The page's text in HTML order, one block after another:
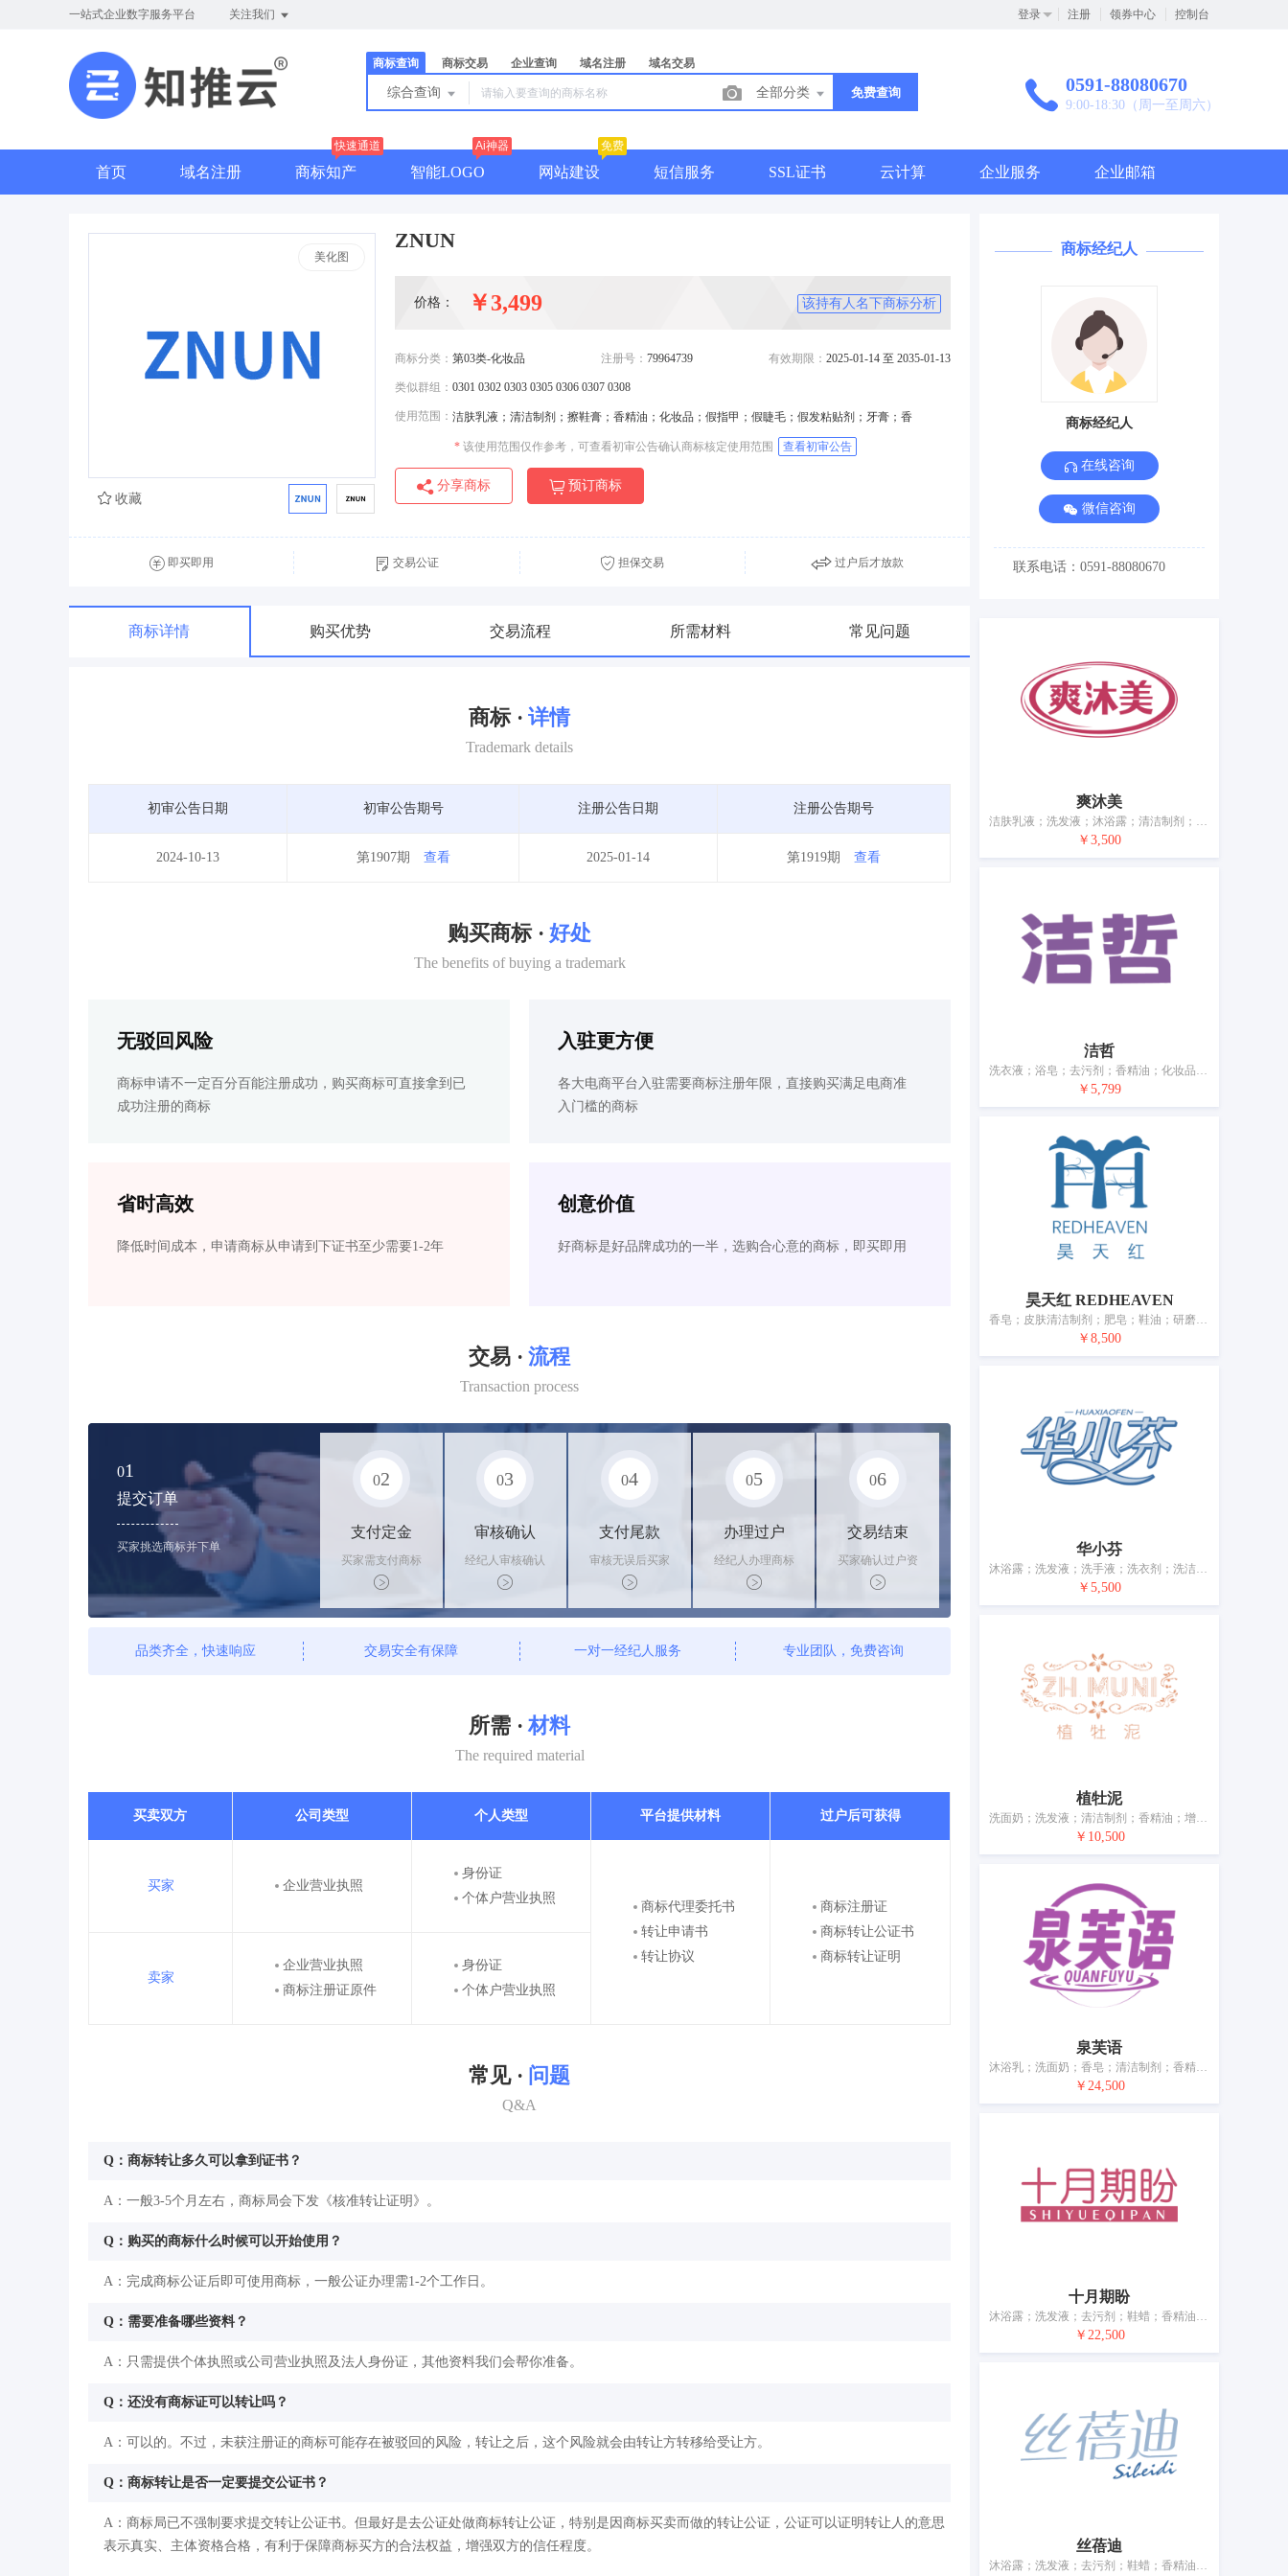
一站式企业数字服务平台 关注我们 登录 注册 领券中心 控制台
商标查询 商标交易 企业查询 域名注册 域名交易
综合查询 全部分类 免费查询 0591-88080670
9:00-18:30（周一至周六）
首页 域名注册 商标知产
快速通道
智能LOGO
Ai神器
网站建设
免费
短信服务 SSL证书 云计算 企业服务 企业邮箱
美化图
ZNUN
价格： ￥3,499 该持有人名下商标分析
商标分类： 第03类-化妆品 注册号： 79964739 有效期限： 2025-01-14 至 2035-01-13
类似群组： 0301 0302 0303 0305 0306 0307 0308
使用范围： 洁肤乳液；清洁制剂；擦鞋膏；香精油；化妆品；假指甲；假睫毛；假发粘贴剂；牙膏；香
* 该使用范围仅作参考，可查看初审公告确认商标核定使用范围 查看初审公告
分享商标
预订商标
收藏
即买即用 交易公证 担保交易 过户后才放款
商标详情 购买优势 交易流程 所需材料 常见问题
商标 · 详情
Trademark details
初审公告日期 初审公告期号 注册公告日期 注册公告期号
2024-10-13 第1907期 查看 2025-01-14 第1919期 查看
购买商标 · 好处
The benefits of buying a trademark
无驳回风险
商标申请不一定百分百能注册成功，购买商标可直接拿到已
成功注册的商标
入驻更方便
各大电商平台入驻需要商标注册年限，直接购买满足电商准
入门槛的商标
省时高效
降低时间成本，申请商标从申请到下证书至少需要1-2年
创意价值
好商标是好品牌成功的一半，选购合心意的商标，即买即用
交易 · 流程
Transaction process
01
提交订单
买家挑选商标并下单
02
支付定金
买家需支付商标
标价的10%的购
买订金
03
审核确认
经纪人审核确认
商标状态
04
支付尾款
审核无误后买家
支付尾款，卖家
办理相关手续
05
办理过户
经纪人办理商标
转让手续，交付
相关证书
06
交易结束
买家确认过户资
料后，平台解冻
资金支付卖家
品类齐全，快速响应 交易安全有保障 一对一经纪人服务 专业团队，免费咨询
所需 · 材料
The required material
买卖双方 公司类型 个人类型 平台提供材料 过户后可获得
买家 企业营业执照
身份证
个体户营业执照
商标代理委托书
转让申请书
转让协议
商标注册证
商标转让公证书
商标转让证明
卖家
企业营业执照
商标注册证原件
身份证
个体户营业执照
常见 · 问题
Q&A
Q：商标转让多久可以拿到证书？
A：一般3-5个月左右，商标局会下发《核准转让证明》。
Q：购买的商标什么时候可以开始使用？
A：完成商标公证后即可使用商标，一般公证办理需1-2个工作日。
Q：需要准备哪些资料？
A：只需提供个体执照或公司营业执照及法人身份证，其他资料我们会帮你准备。
Q：还没有商标证可以转让吗？
A：可以的。不过，未获注册证的商标可能存在被驳回的风险，转让之后，这个风险就会由转让方转移给受让方。
Q：商标转让是否一定要提交公证书？
A：商标局已不强制要求提交转让公证书。但最好是去公证处做商标转让公证，特别是因商标买卖而做的转让公证，公证可以证明转让人的意思
表示真实、主体资格合格，有利于保障商标买方的合法权益，增强双方的信任程度。
商标经纪人
商标经纪人
在线咨询
微信咨询
联系电话：0591-88080670
爽沐美
洁肤乳液；洗发液；沐浴露；清洁制剂；研磨剂；香精油；化妆品；爽肤水；牙膏；香
￥3,500
洁哲
洗衣液；浴皂；去污剂；香精油；化妆品；化妆品清洗剂；牙膏；熏香；动物用沐浴露（不含药物的清洁制剂）
￥5,799
昊天红 REDHEAVEN
香皂；皮肤清洁制剂；肥皂；鞋油；研磨剂；香料；化妆品；牙膏；香；空气芳香剂
￥8,500
华小芬
沐浴露；洗发液；洗手液；洗衣剂；洗洁精；去污剂；厕所清洗剂；化妆品；香水；牙膏
￥5,500
植牡泥
洗面奶；洗发液；清洁制剂；香精油；增白霜；口红；美容面膜；香水；化妆品；牙膏
￥10,500
泉芙语
沐浴乳；洗面奶；香皂；清洁制剂；香精油；化妆品；口红；美容面膜；香水；牙膏
￥24,500
十月期盼
沐浴露；洗发液；去污剂；鞋蜡；香精油；化妆品；美容面膜；牙膏；熏香；动物用化妆品
￥22,500
丝蓓迪
沐浴露；洗发液；去污剂；鞋蜡；香精油；化妆品；美容面膜；牙膏；熏香；动物用化妆品